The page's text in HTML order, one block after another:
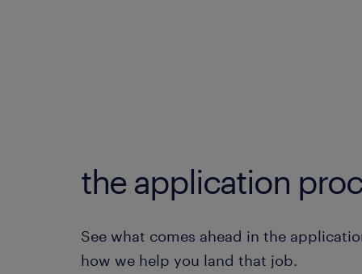
the application
See what comes ahead in the
how we help you land that job.